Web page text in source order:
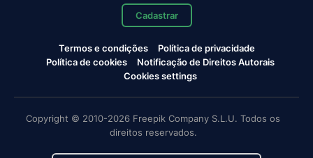
Cadastrar
Termos e condições
Política de privacidade
Política de cookies
Notificação de Direitos Autorais
Cookies settings
Copyright © 2010-2026 Freepik Company S.L.U. Todos os
direitos reservados.